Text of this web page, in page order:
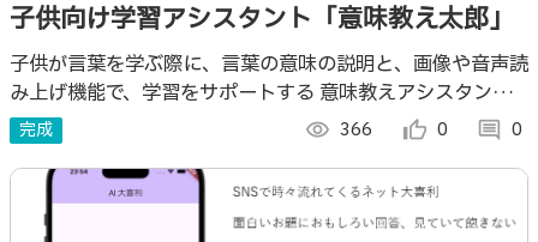
子供向け学習アシスタント「意味教え太郎」
子供が言葉を学ぶ際に、言葉の意味の説明と、画像や音声読
み上げ機能で、学習をサポートする 意味教えアシスタン
ト、それが「意味教え太郎」です🌟
完成 visibility 366 thumb_up_alt 0 comment 0